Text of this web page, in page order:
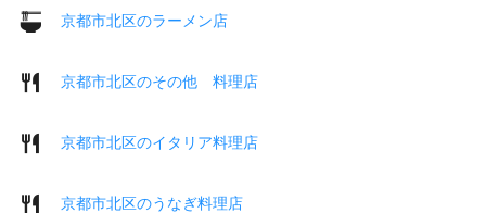
京都市北区のラーメン店
京都市北区のその他 料理店
京都市北区のイタリア料理店
京都市北区のうなぎ料理店